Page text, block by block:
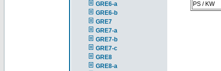
GRE6-a
GRE6-b
GRE7
GRE7-a
GRE7-b
GRE7-c
GRE8
GRE8-a
PS / KW